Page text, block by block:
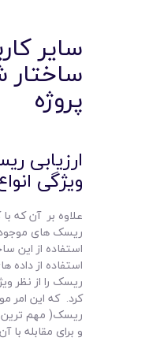
سایر
پروژه
ارزیابی
ویژگی
ریسک های موجود
استفاده از این
استفاده از داده
ریسک را از نظر
کرد. که این امر
ریسک( مهم ترین
و برای مقابله با